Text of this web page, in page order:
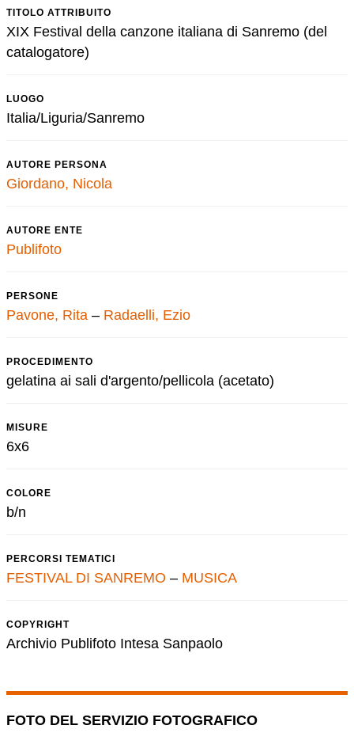
TITOLO ATTRIBUITO
XIX Festival della canzone italiana di Sanremo (del
catalogatore)
LUOGO
Italia/Liguria/Sanremo
AUTORE PERSONA
Giordano, Nicola
AUTORE ENTE
Publifoto
PERSONE
Pavone, Rita – Radaelli, Ezio
PROCEDIMENTO
gelatina ai sali d'argento/pellicola (acetato)
MISURE
6x6
COLORE
b/n
PERCORSI TEMATICI
FESTIVAL DI SANREMO – MUSICA
COPYRIGHT
Archivio Publifoto Intesa Sanpaolo
FOTO DEL SERVIZIO FOTOGRAFICO